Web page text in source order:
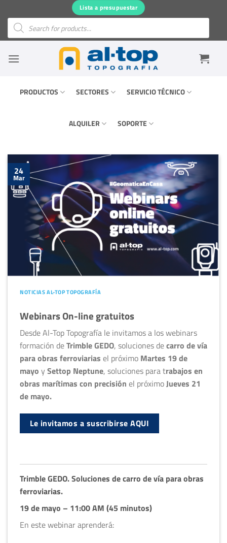
contenido
Lista a presupuestar
Búsqueda
productos
PRODUCTOS SECTORES SERVICIO TÉCNICO
ALQUILER SOPORTE
24
Mar
NOTICIAS AL-TOP TOPOGRAFÍA
Webinars On-line gratuitos
Desde Al-Top Topografía le invitamos a los webinars
formación deTrimble GEDO, soluciones decarro de vía
para obras ferroviarias el próximo Martes 19 de
mayo ySettop Neptune, soluciones para trabajos en
obras marítimas con precisión el próximoJueves 21
de mayo.
Le invitamos a suscribirse AQUI
Trimble GEDO. Soluciones de carro de vía para obras
ferroviarias.
19 de mayo – 11:00 AM (45 minutos)
En este webinar aprenderá: